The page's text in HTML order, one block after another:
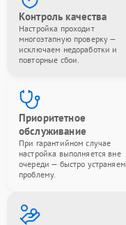
Контроль качества
Настройка проходит
многоэтапную проверку —
исключаем недоработки и
повторные сбои.
Приоритетное
обслуживание
При гарантийном случае
настройка выполняется вне
очереди — быстро устраняем
проблему.